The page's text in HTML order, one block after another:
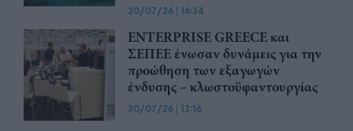
30/07/26 | 16:34
ENTERPRISE GREECE και
ΣΕΠΕΕ ένωσαν δυνάμεις για την
προώθηση των εξαγωγών
ένδυσης – κλωστοϋφαντουργίας
30/07/26 | 13:16